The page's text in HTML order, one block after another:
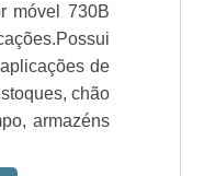
móvel 730B
de
chão
armazéns